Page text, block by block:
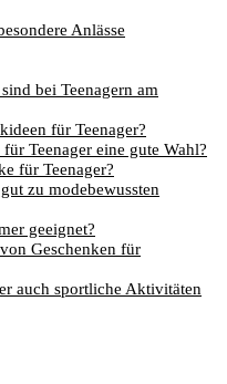
Anlässe
bei Teenagern am
für Teenager?
Teenager eine gute Wahl?
für Teenager?
zu modebewussten
geeignet?
Geschenken für
auch sportliche Aktivitäten